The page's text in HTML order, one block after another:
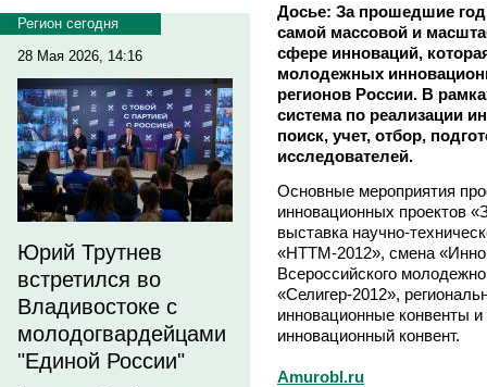
Регион сегодня
28 Мая 2026, 14:16
Юрий Трутнев
встретился во
Владивостоке с
молодогвардейцами
"Единой России"
Досье: За прошедшие
самой массовой и
сфере инноваций,
молодежных
регионов России. В
система по реализации
поиск, учет, отбор,
исследователей.
Основные мероприятия
инновационных проектов
выставка научно-
«НТТМ-2012», смена
Всероссийского
«Селигер-2012»,
инновационные конвенты
инновационный конвент.
Amurobl.ru